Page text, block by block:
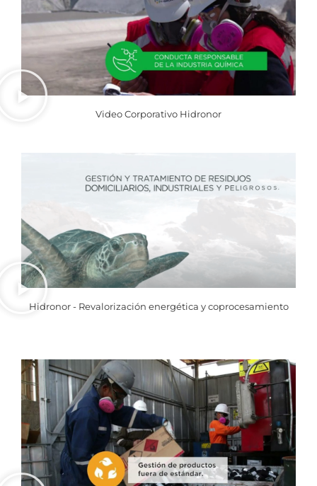
Video Corporativo Hidronor
Hidronor - Revalorización energética y coprocesamiento